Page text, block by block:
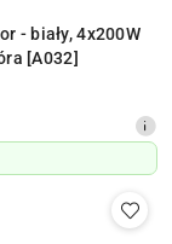
- biały, 4x200W
[A032]